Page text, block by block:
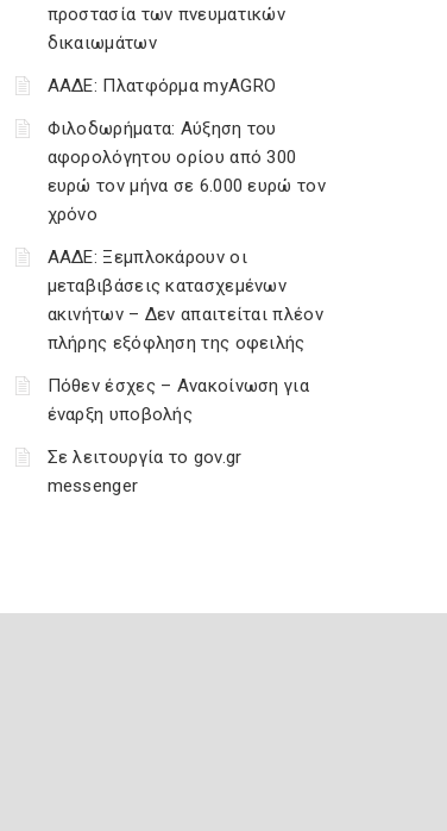
προστασία των πνευματικών
δικαιωμάτων
ΑΑΔΕ: Πλατφόρμα myAGRO
Φιλοδωρήματα: Αύξηση του
αφορολόγητου ορίου από 300
ευρώ τον μήνα σε 6.000 ευρώ τον
χρόνο
ΑΑΔΕ: Ξεμπλοκάρουν οι
μεταβιβάσεις κατασχεμένων
ακινήτων – Δεν απαιτείται πλέον
πλήρης εξόφληση της οφειλής
Πόθεν έσχες – Ανακοίνωση για
έναρξη υποβολής
Σε λειτουργία το gov.gr
messenger